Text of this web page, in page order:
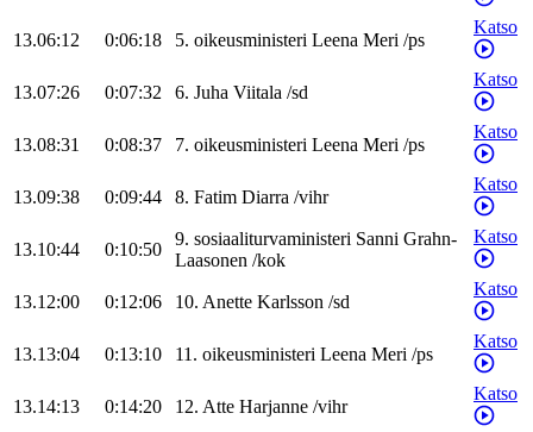
13.06:12 0:06:18 5. oikeusministeri Leena Meri /ps
Katso
13.07:26 0:07:32 6. Juha Viitala /sd
Katso
13.08:31 0:08:37 7. oikeusministeri Leena Meri /ps
Katso
13.09:38 0:09:44 8. Fatim Diarra /vihr
Katso
13.10:44 0:10:50
9. sosiaaliturvaministeri Sanni Grahn-
Laasonen /kok
Katso
13.12:00 0:12:06 10. Anette Karlsson /sd
Katso
13.13:04 0:13:10 11. oikeusministeri Leena Meri /ps
Katso
13.14:13 0:14:20 12. Atte Harjanne /vihr
Katso